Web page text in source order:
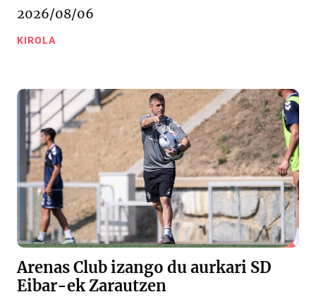
2026/08/06
KIROLA
Arenas Club izango du aurkari SD
Eibar-ek Zarautzen